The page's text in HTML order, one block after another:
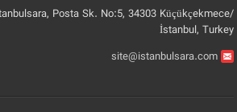
Posta Sk. No:5, 34303 Küçükçekmece/
İstanbul, Turkey
site@istanbulsara.com